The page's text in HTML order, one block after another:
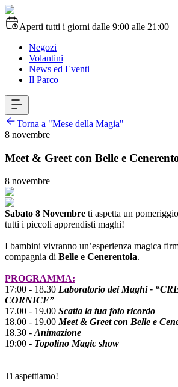
Aperti tutti i giorni dalle 9:00 alle 21:00
Negozi
Volantini
News ed Eventi
Il Parco
Torna a "Mese della Magia"
8 novembre
Meet & Greet con Belle e
8 novembre
Sabato 8 Novembre ti aspetta un
tutti i piccoli apprendisti maghi!
I bambini vivranno un’esperienza magica
compagnia di Belle e Cenerentola.
PROGRAMMA:
17:00 - 18.30 Laboratorio dei Maghi -
CORNICE”
17.00 - 19.00 Scatta la tua foto ricordo
18.00 - 19.00Meet & Greet con Belle e
18.30 -Animazione
19:00 - Topolino Magic show
Ti aspettiamo!